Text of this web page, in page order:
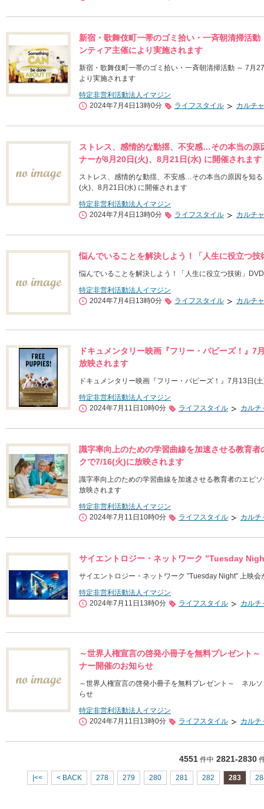
新宿・歌舞伎町一帯のゴミ拾い・一斉朝清掃活
ンティア主催により実施されます
新宿・歌舞伎町一帯のゴミ拾い・一斉朝清掃活動 ～ 7月
より実施されます
特定非営利活動法人イマジン
2024年7月4日13時0分
ライフスタイル カルチ
ストレス、感情的な動揺、不安感…その本当の
ナーが8月20日(火)、8月21日(水) に開催されます
ストレス、感情的な動揺、不安感…その本当の原因を知
(火)、8月21日(水) に開催されます
特定非営利活動法人イマジン
2024年7月4日13時0分
ライフスタイル カルチ
悩んでいることを解決しよう！「人生に役立つ
悩んでいることを解決しよう！「人生に役立つ技術」
特定非営利活動法人イマジン
2024年7月4日13時0分
ライフスタイル カルチ
ドキュメンタリー映画『フリー・パピーズ！』
放映されます
ドキュメンタリー映画『フリー・パピーズ！』7月13日(
特定非営利活動法人イマジン
2024年7月11日10時0分
ライフスタイル カルチ
識字率向上のための学習曲線を加速させる教育
クで7/16(火)に放映されます
識字率向上のための学習曲線を加速させる教育者のエピ
放映されます
特定非営利活動法人イマジン
2024年7月11日10時0分
ライフスタイル カルチ
サイエントロジー・ネットワーク ”Tuesday
サイエントロジー・ネットワーク ”Tuesday Night” 上映
特定非営利活動法人イマジン
2024年7月11日13時0分
ライフスタイル カルチ
～世界人権宣言の啓発小冊子を無料プレゼント
ナー開催のお知らせ
～世界人権宣言の啓発小冊子を無料プレゼント～ ネル
らせ
特定非営利活動法人イマジン
2024年7月11日13時0分
ライフスタイル カルチ
4551件中 2821-2830
|<< < BACK 278 279 280 281 282 283